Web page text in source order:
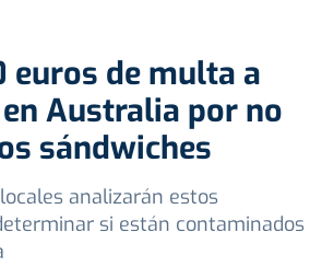
euros de multa a
Australia por no
sándwiches
analizarán estos
si están contaminados